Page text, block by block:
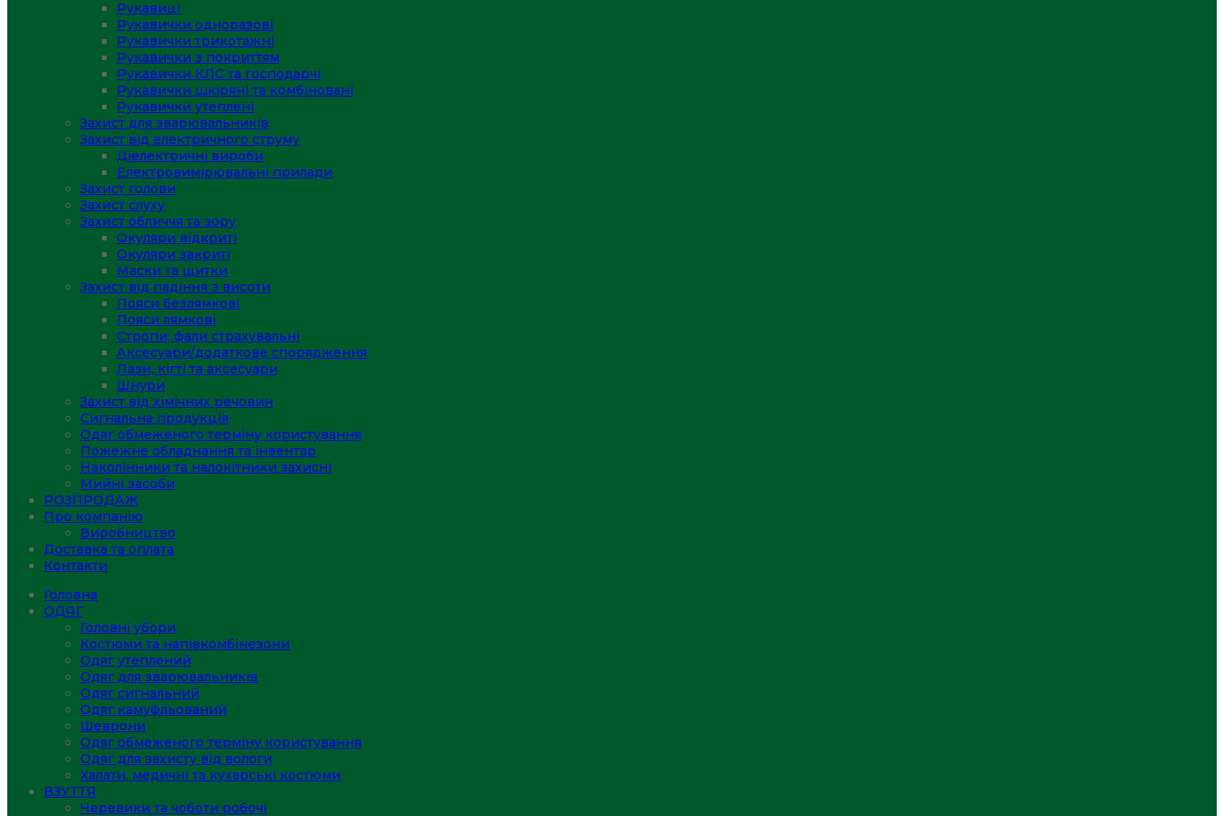
Рукавиці
Рукавички одноразові
Рукавички трикотажні
Рукавички з покриттям
Рукавички КЛС та господарчі
Рукавички шкіряні та комбіновані
Рукавички утеплені
Захист для зварювальників
Захист від електричного струму
Діелектричні вироби
Електровимірювальні прилади
Захист голови
Захист слуху
Захист обличчя та зору
Окуляри відкриті
Окуляри закриті
Маски та щитки
Захист від падіння з висоти
Пояси безлямкові
Пояси лямкові
Стропи, фали страхувальні
Аксесуари/додаткове спорядження
Лази, кігті та аксесуари
Шнури
Захист від хімічних речовин
Сигнальна продукція
Одяг обмеженого терміну користування
Пожежне обладнання та інвентар
Наколінники та налокітники захисні
Мийні засоби
РОЗПРОДАЖ
Про компанію
Виробництво
Доставка та оплата
Контакти
Головна
ОДЯГ
Головні убори
Костюми та напівкомбінезони
Одяг утеплений
Одяг для зварювальників
Одяг сигнальний
Одяг камуфльований
Шеврони
Одяг обмеженого терміну користування
Одяг для захисту від вологи
Халати, медичні та кухарські костюми
ВЗУТТЯ
Черевики та чоботи робочі